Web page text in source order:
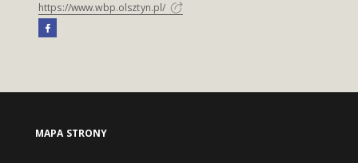
https://www.wbp.olsztyn.pl/
MAPA STRONY